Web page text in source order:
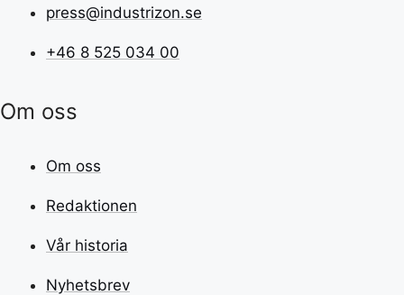
press@industrizon.se
+46 8 525 034 00
Om oss
Om oss
Redaktionen
Vår historia
Nyhetsbrev